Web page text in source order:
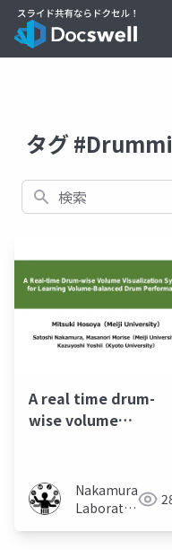
タグ
検索
A real time drum-
wise volume
balanced drum
performance
Nakamura
Laboratory